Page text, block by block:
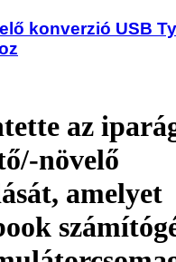
konverzió USB
az
növelő
amelyet